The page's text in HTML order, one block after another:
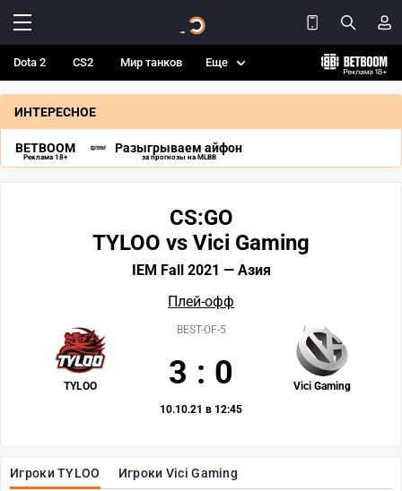
Dota 2 CS2 Мир танков Еще
ИНТЕРЕСНОЕ
BETBOOM
Реклама 18+
Разыгрываем айфон
за прогнозы на MLBB
Игроки TYLOO Игроки Vici Gaming
CS:GO
TYLOO vs Vici Gaming
IEM Fall 2021 — Азия
Плей-офф
TYLOO Vici Gaming
BEST-OF-5
3 : 0
10.10.21 в 12:45